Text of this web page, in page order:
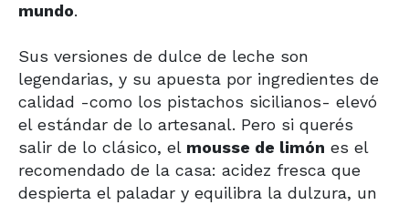
mundo.
Sus versiones de dulce de leche son
legendarias, y su apuesta por ingredientes de
calidad -como los pistachos sicilianos- elevó
el estándar de lo artesanal. Pero si querés
salir de lo clásico, el mousse de limón es el
recomendado de la casa: acidez fresca que
despierta el paladar y equilibra la dulzura, un